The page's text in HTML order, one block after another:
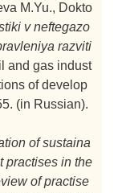
M.Yu., Dokto
v neftegazo
razviti
and gas indust
of develop
(in Russian).
of sustaina
practises in the
of practise